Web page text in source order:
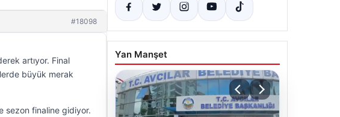
#18098
artıyor. Final
büyük merak
sezon finaline gidiyor.
Yan Manşet